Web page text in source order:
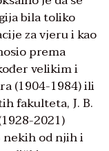
bila toliko
za vjeru i kao
prema
velikim i
(1904-1984) ili
fakulteta, J. B.
2021)
nekih od njih i